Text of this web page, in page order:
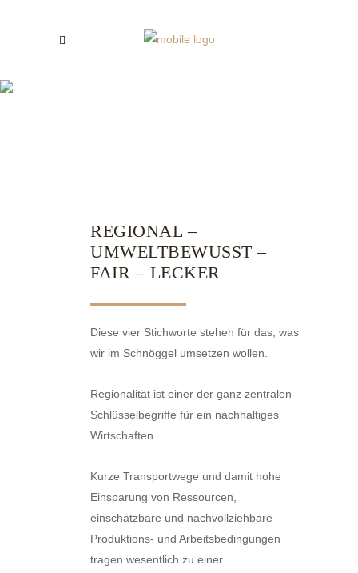
REGIONAL –
UMWELTBEWUSST –
FAIR – LECKER
Diese vier Stichworte stehen für das, was
wir im Schnöggel umsetzen wollen.
Regionalität ist einer der ganz zentralen
Schlüsselbegriffe für ein nachhaltiges
Wirtschaften.
Kurze Transportwege und damit hohe
Einsparung von Ressourcen,
einschätzbare und nachvollziehbare
Produktions- und Arbeitsbedingungen
tragen wesentlich zu einer